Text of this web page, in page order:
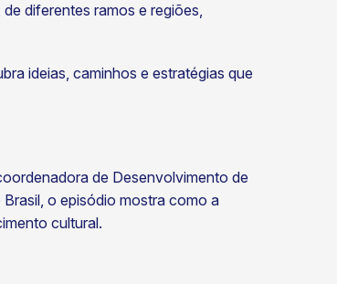
diferentes ramos e regiões,
ideias, caminhos e estratégias que
de Desenvolvimento de
Brasil, o episódio mostra como a
cultural.